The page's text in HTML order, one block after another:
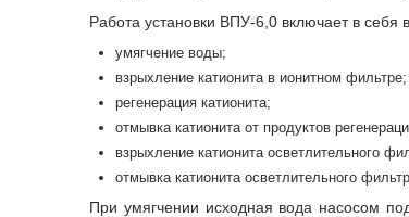
Работа установки ВПУ-6,0 включает в
умягчение воды;
взрыхление катионита в ионитном фильтре;
регенерация катионита;
отмывка катионита от продуктов
взрыхление катионита осветлительного
отмывка катионита осветлительного
При умягчении исходная вода насосом